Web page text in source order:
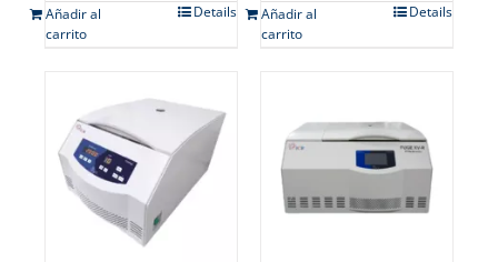
Añadir al
carrito
Details
Añadir al
carrito
Details